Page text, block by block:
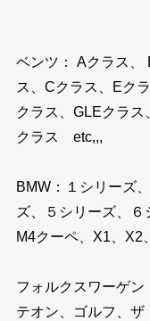
ベンツ： Aクラス、
ス、Cクラス、Eク
クラス、GLEクラ
クラス etc,,,
BMW：１シリーズ
ズ、５シリーズ、６
M4クーペ、X1、
フォルクスワーゲ
テオン、ゴルフ、ザ